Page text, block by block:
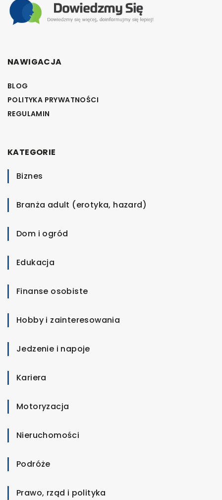
NAWIGACJA
BLOG
POLITYKA PRYWATNOŚCI
REGULAMIN
KATEGORIE
Biznes
Branża adult (erotyka, hazard)
Dom i ogród
Edukacja
Finanse osobiste
Hobby i zainteresowania
Jedzenie i napoje
Kariera
Motoryzacja
Nieruchomości
Podróże
Prawo, rząd i polityka